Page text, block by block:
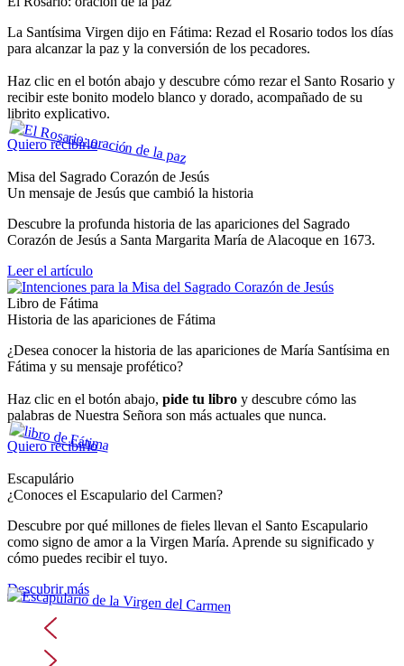
La Santísima Virgen dijo en Fátima: Rezad el Rosario todos los días
para alcanzar la paz y la conversión de los pecadores.
Haz clic en el botón abajo y descubre cómo rezar el Santo Rosario y
recibir este bonito modelo blanco y dorado, acompañado de su
librito explicativo.
Quiero recibirlo
Misa del Sagrado Corazón de Jesús
Un mensaje de Jesús que cambió la historia
Descubre la profunda historia de las apariciones del Sagrado
Corazón de Jesús a Santa Margarita María de Alacoque en 1673.
Leer el artículo
Libro de Fátima
Historia de las apariciones de Fátima
¿Desea conocer la historia de las apariciones de María Santísima en
Fátima y su mensaje profético?
Haz clic en el botón abajo, pide tu libro y descubre cómo las
palabras de Nuestra Señora son más actuales que nunca.
Quiero recibirlo
Escapulário
¿Conoces el Escapulario del Carmen?
Descubre por qué millones de fieles llevan el Santo Escapulario
como signo de amor a la Virgen María. Aprende su significado y
cómo puedes recibir el tuyo.
Descubrir más